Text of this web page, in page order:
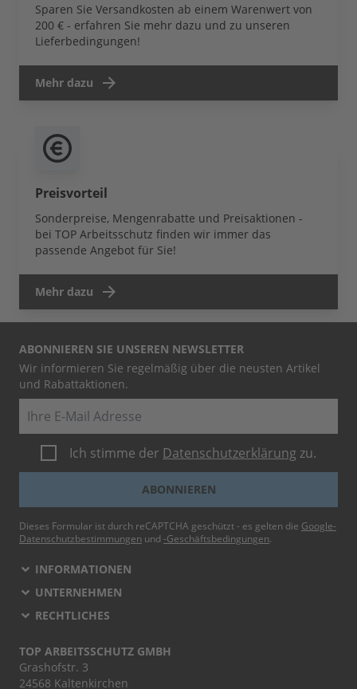
Sparen Sie Versandkosten ab einem Warenwert von
200 € - erfahren Sie mehr dazu und zu unseren
Lieferbedingungen!
Mehr dazu
Preisvorteil
Sonderpreise, Mengenrabatte und Preisaktionen -
bei TOP Arbeitsschutz finden wir immer das
passende Angebot für Sie!
Mehr dazu
ABONNIEREN SIE UNSEREN NEWSLETTER
Wir informieren Sie regelmäßig über die neusten Artikel
und Rabattaktionen.
Ich stimme der Datenschutzerklärung zu.
ABONNIEREN
Dieses Formular ist durch reCAPTCHA geschützt - es gelten die Google-
Datenschutzbestimmungen und -Geschäftsbedingungen.
INFORMATIONEN
UNTERNEHMEN
RECHTLICHES
TOP ARBEITSSCHUTZ GMBH
Grashofstr. 3
24568 Kaltenkirchen